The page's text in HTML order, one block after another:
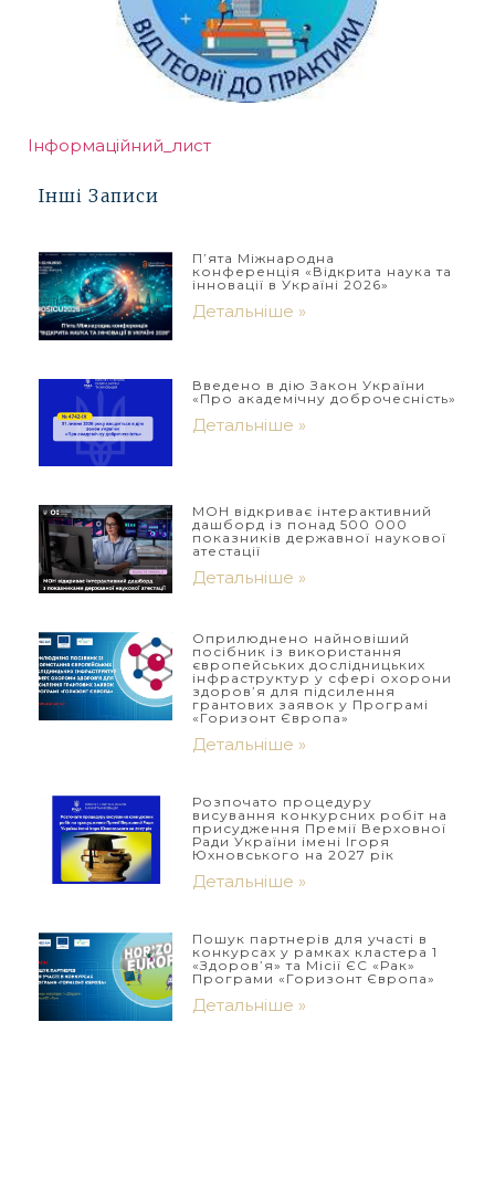
Інформацiйний_лист
Інші Записи
П’ята Міжнародна
конференція «Відкрита наука та
інновації в Україні 2026»
Детальніше »
Введено в дію Закон України
«Про академічну доброчесність»
Детальніше »
МОН відкриває інтерактивний
дашборд із понад 500 000
показників державної наукової
атестації
Детальніше »
Оприлюднено найновіший
посібник із використання
європейських дослідницьких
інфраструктур у сфері охорони
здоров’я для підсилення
грантових заявок у Програмі
«Горизонт Європа»
Детальніше »
Розпочато процедуру
висування конкурсних робіт на
присудження Премії Верховної
Ради України імені Ігоря
Юхновського на 2027 рік
Детальніше »
Пошук партнерів для участі в
конкурсах у рамках кластера 1
«Здоров’я» та Місії ЄС «Рак»
Програми «Горизонт Європа»
Детальніше »